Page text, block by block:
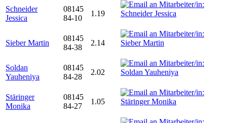
Schneider
Jessica
08145
84-10
1.19
Sieber Martin
08145
84-38
2.14
Soldan
Yauheniya
08145
84-28
2.02
Stäringer
Monika
08145
84-27
1.05